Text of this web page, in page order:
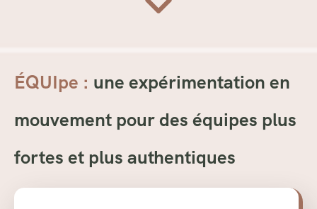
ÉQUIpe : une expérimentation en
mouvement pour des équipes plus
fortes et plus authentiques